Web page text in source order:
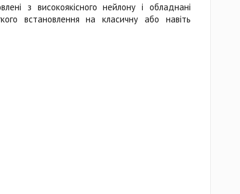
з високоякісного нейлону і обладнані
встановлення на класичну або навіть